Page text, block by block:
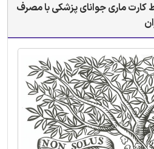
کارت ماری جوانای پزشکی با مصرف